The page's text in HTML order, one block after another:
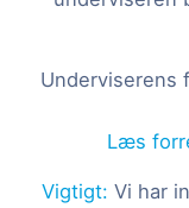
Underviserens
Læs
Vigtigt: Vi har